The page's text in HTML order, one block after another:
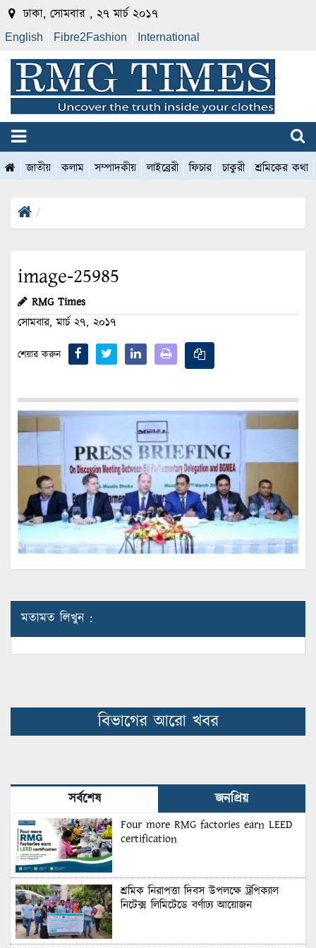
ঢাকা, সোমবার , ২৭ মার্চ ২০১৭
English Fibre2Fashion International
জাতীয় কলাম সম্পাদকীয় লাইব্রেরী ফিচার চাকুরী শ্রমিকের কথা
image-25985
RMG Times
সোমবার, মার্চ ২৭, ২০১৭
শেয়ার করুন
মতামত লিখুন :
বিভাগের আরো খবর
সর্বশেষ জনপ্রিয়
Four more RMG factories earn LEED
certification
শ্রমিক নিরাপত্তা দিবস উপলক্ষে ট্রপিক্যাল
নিটেক্স লিমিটেডে বর্ণাঢ্য আয়োজন